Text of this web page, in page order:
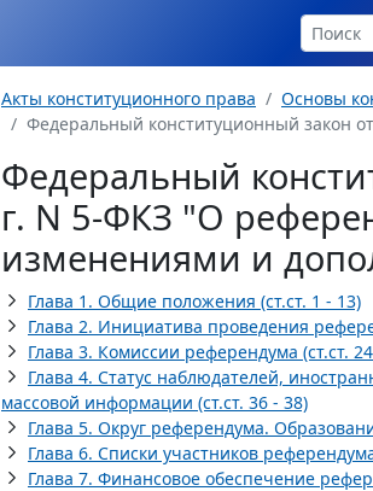
Акты конституционного права
Основы
Федеральный конституционный закон
Федеральный
г. N 5-ФКЗ "О
изменениями и
Глава 1. Общие положения (ст.ст. 1 - 13)
Глава 2. Инициатива проведения
Глава 3. Комиссии референдума (ст.ст.
Глава 4. Статус наблюдателей,
массовой информации (ст.ст. 36 - 38)
Глава 5. Округ референдума.
Глава 6. Списки участников
Глава 7. Финансовое обеспечение